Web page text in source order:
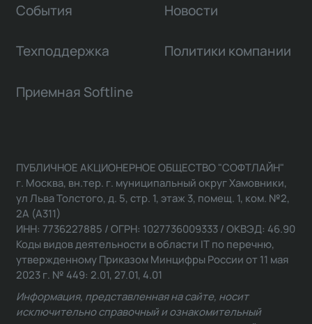
События Новости
Техподдержка Политики компании
Приемная Softline
ПУБЛИЧНОЕ АКЦИОНЕРНОЕ ОБЩЕСТВО "СОФТЛАЙН"
г. Москва, вн.тер. г. муниципальный округ Хамовники,
ул Льва Толстого, д. 5, стр. 1, этаж 3, помещ. 1, ком. №2,
2А (А311)
ИНН: 7736227885 / ОГРН: 1027736009333 / ОКВЭД: 46.90
Коды видов деятельности в области IT по перечню,
утвержденному Приказом Минцифры России от 11 мая
2023 г. № 449: 2.01, 27.01, 4.01
Информация, представленная на сайте, носит
исключительно справочный и ознакомительный